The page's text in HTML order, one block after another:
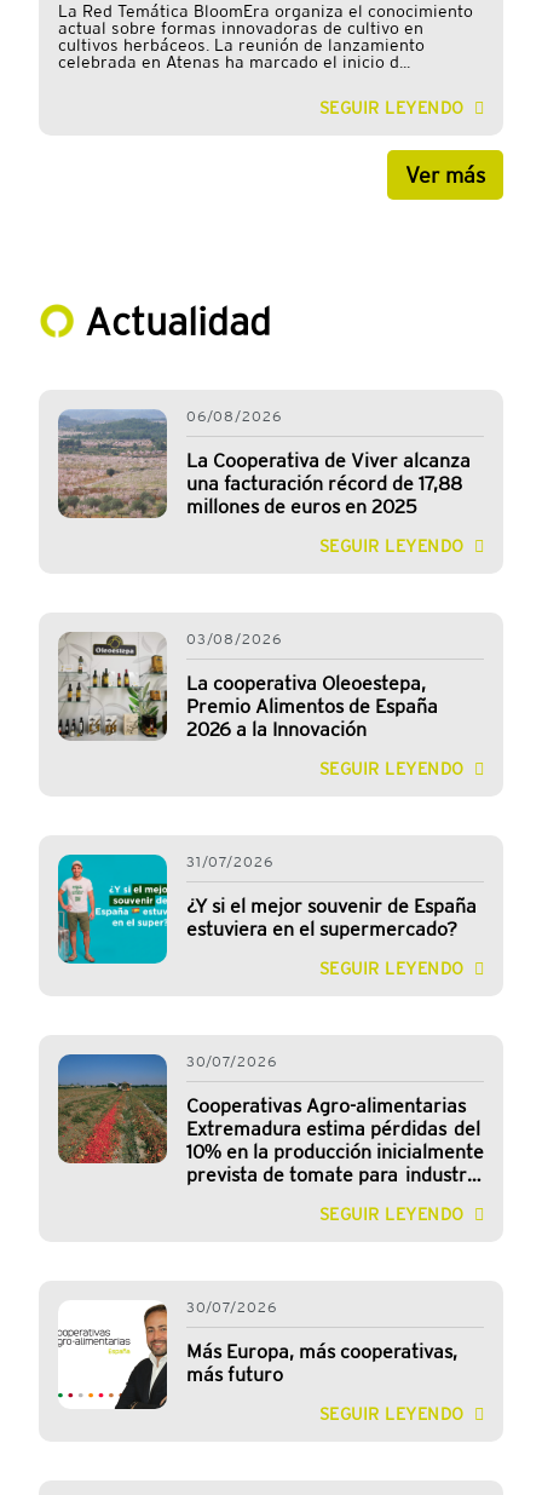
La Red Temática BloomEra organiza el conocimiento
actual sobre formas innovadoras de cultivo en
cultivos herbáceos. La reunión de lanzamiento
celebrada en Atenas ha marcado el inicio d...
SEGUIR LEYENDO
Ver más
Actualidad
06/08/2026
La Cooperativa de Viver alcanza
una facturación récord de 17,88
millones de euros en 2025
SEGUIR LEYENDO
03/08/2026
La cooperativa Oleoestepa,
Premio Alimentos de España
2026 a la Innovación
SEGUIR LEYENDO
31/07/2026
¿Y si el mejor souvenir de España
estuviera en el supermercado?
SEGUIR LEYENDO
30/07/2026
Cooperativas Agro-alimentarias
Extremadura estima pérdidas del
10% en la producción inicialmente
prevista de tomate para industria
SEGUIR LEYENDO
30/07/2026
Más Europa, más cooperativas,
más futuro
SEGUIR LEYENDO